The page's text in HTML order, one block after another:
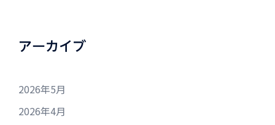
アーカイブ
2026年5月
2026年4月